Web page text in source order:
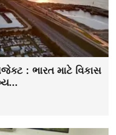
: ભારત માટે વિકાસ